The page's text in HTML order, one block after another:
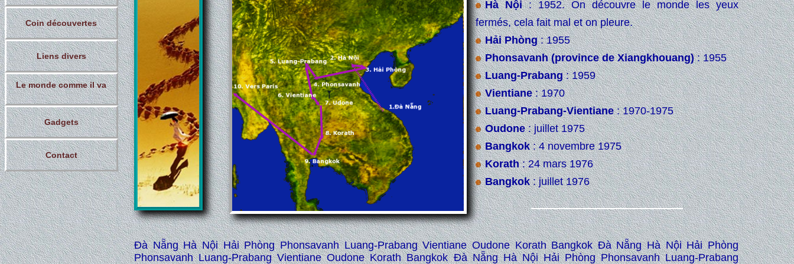
Coin découvertes
Liens divers
Le monde comme il va
Gadgets
Contact
Hà Nội: 1952. On découvre le monde les yeux
fermés, cela fait mal et on pleure.
Hải Phòng: 1955
Phonsavanh (province de Xiangkhouang): 1955
Luang-Prabang: 1959
Vientiane: 1970
Luang-Prabang-Vientiane: 1970-1975
Oudone: juillet 1975
Bangkok: 4 novembre 1975
Korath: 24 mars 1976
Bangkok: juillet 1976
Đà Nẵng Hà Nội Hải Phòng Phonsavanh Luang-Prabang Vientiane Oudone Korath Bangkok Đà Nẵng Hà Nội Hải Phòng
Phonsavanh Luang-Prabang Vientiane Oudone Korath Bangkok Đà Nẵng Hà Nội Hải Phòng Phonsavanh Luang-Prabang